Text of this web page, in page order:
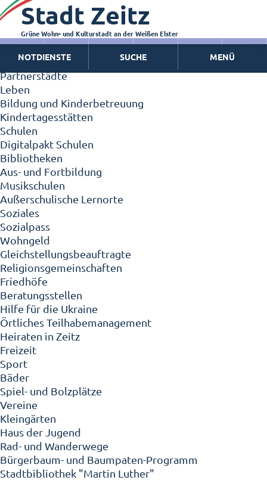
Zeitz - Die Kleinstadt
Willkommen in Zeitz!
Interview mit Oberbürgermeister Christian Thieme
Zeitz - Stadt der Zukunft
Ortschaften
Partnerstädte
Leben
Bildung und Kinderbetreuung
Kindertagesstätten
Schulen
Digitalpakt Schulen
Bibliotheken
Aus- und Fortbildung
Musikschulen
Außerschulische Lernorte
Soziales
Sozialpass
Wohngeld
Gleichstellungsbeauftragte
Religionsgemeinschaften
Friedhöfe
Beratungsstellen
Hilfe für die Ukraine
Örtliches Teilhabemanagement
Heiraten in Zeitz
Freizeit
Sport
Bäder
Spiel- und Bolzplätze
Vereine
Kleingärten
Haus der Jugend
Rad- und Wanderwege
Bürgerbaum- und Baumpaten-Programm
Stadtbibliothek "Martin Luther"
Stadt Zeitz
Grüne Wohn- und Kulturstadt an der Weißen Elster
NOTDIENSTE SUCHE MENÜ